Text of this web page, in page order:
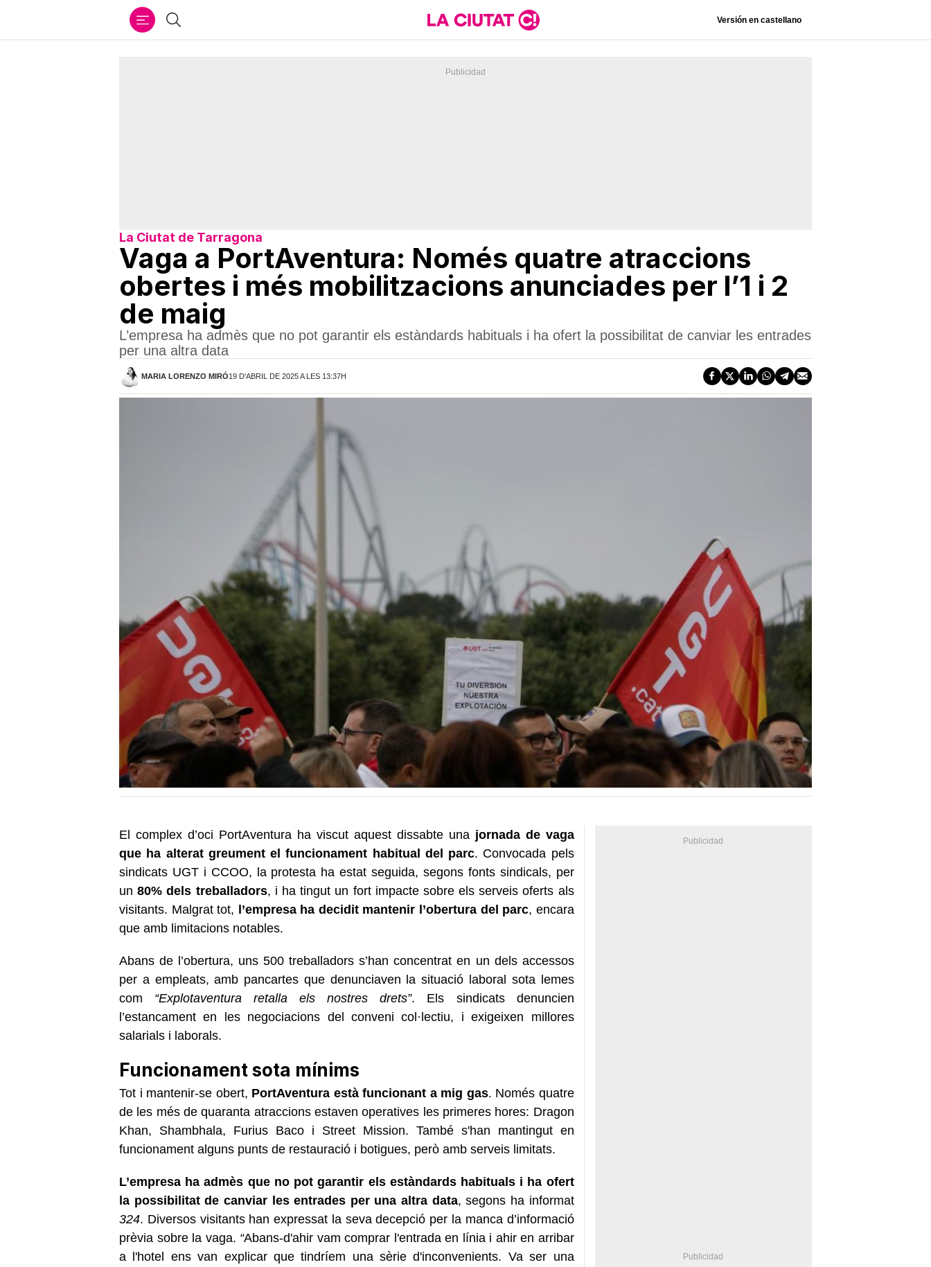
Cercar Versión en castellano
La Ciutat de Tarragona
Vaga a PortAventura: Només quatre atraccions
obertes i més mobilitzacions anunciades per l’1 i 2
de maig
L’empresa ha admès que no pot garantir els estàndards habituals i ha ofert la possibilitat de canviar les entrades
per una altra data
MARIA LORENZO MIRÓ19 D'ABRIL DE 2025 A LES 13:37H
El complex d’oci PortAventura ha viscut aquest dissabte unajornada de vaga
que ha alterat greument el funcionament habitual del parc. Convocada pels
sindicats UGT i CCOO, la protesta ha estat seguida, segons fonts sindicals, per
un80% dels treballadors, i ha tingut un fort impacte sobre els serveis oferts als
visitants. Malgrat tot, l’empresa ha decidit mantenir l’obertura del parc, encara
que amb limitacions notables.
Abans de l’obertura, uns 500 treballadors s’han concentrat en un dels accessos
per a empleats, amb pancartes que denunciaven la situació laboral sota lemes
com “Explotaventura retalla els nostres drets”. Els sindicats denuncien
l’estancament en les negociacions del conveni col·lectiu, i exigeixen millores
salarials i laborals.
Funcionament sota mínims
Tot i mantenir-se obert, PortAventura està funcionant a mig gas. Només quatre
de les més de quaranta atraccions estaven operatives les primeres hores: Dragon
Khan, Shambhala, Furius Baco i Street Mission. També s'han mantingut en
funcionament alguns punts de restauració i botigues, però amb serveis limitats.
L’empresa ha admès que no pot garantir els estàndards habituals i ha ofert
la possibilitat de canviar les entrades per una altra data, segons ha informat
324. Diversos visitants han expressat la seva decepció per la manca d’informació
prèvia sobre la vaga. “Abans-d'ahir vam comprar l'entrada en línia i ahir en arribar
a l'hotel ens van explicar que tindríem una sèrie d'inconvenients. Va ser una